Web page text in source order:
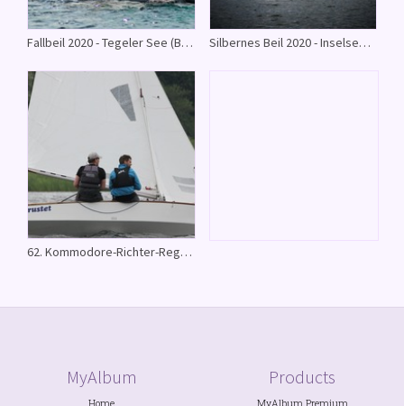
Fallbeil 2020 - Tegeler See (Bide von Paul König) Silbernes Beil 2020 - Inselsee (Bider von Dr.Jörn-Christoph Jansen)
62. Kommodore-Richter-Regatta - Segeberger See
MyAlbum
Home
Products
MyAlbum Premium